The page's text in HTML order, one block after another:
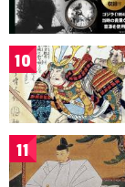
10
11